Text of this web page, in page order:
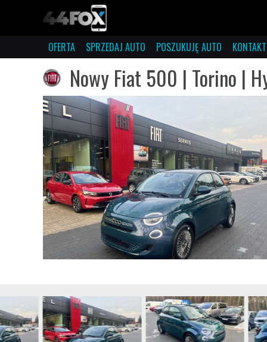
OFERTA SPRZEDAJ AUTO POSZUKUJĘ AUTO KONTAKT
Nowy Fiat 500 | Torino |